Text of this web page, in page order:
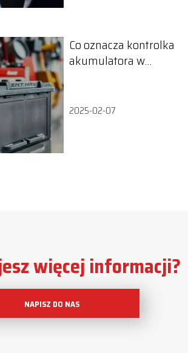
Co oznacza kontrolka
akumulatora w
2025-02-07
więcej informacji?
NAPISZ DO NAS